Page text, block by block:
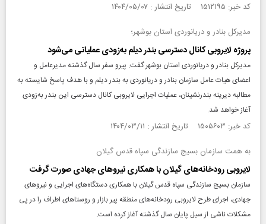
کد خبر: ۱۵۱۲۱۹۵ تاریخ انتشار : ۱۴۰۴/۰۵/۰۷
مدیرکل بنادر و دریانوردی استان بوشهر؛
پروژه لایروبی کانال دسترسی بندر دیلم به‌زودی عملیاتی می‌شود
مدیرکل بنادر و دریانوردی استان بوشهر گفت: پیرو سفر سال گذشته مدیرعامل و
اعضای هیات عامل سازمان بنادر و دریانوردی به بندر دیلم و با هدف پاسخ شایسته به
مطالبه دیرینه بندرنشینان، عملیات اجرایی لایروبی کانال دسترسی این بندر به‌زودی
آغاز خواهد شد.
کد خبر: ۱۵۰۵۶۰۳ تاریخ انتشار : ۱۴۰۴/۰۳/۱۱
به همت سازمان بسیج سازندگی سپاه قدس گیلان
لایروبی رودخانه‌های گیلان با همکاری نیروهای جهادی صورت گرفت
سازمان بسیج سازندگی سپاه قدس گیلان با همکاری دستگاه‌های اجرایی و نیروهای
جهادی، اجرای طرح لایروبی رودخانه‌های منطقه پیر بازار و روستاهای اطراف را در پی
مشکلات ناشی از سیل پایان سال گذشته آغاز کرده است.